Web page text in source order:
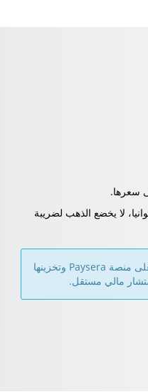
سعرها.
لا يخضع الذهب لضريبة
لا تقدم Paysera مشورة استثمارية ولكنها تسهل شراء المعادن الثمينة على منصة Paysera وتخزينها